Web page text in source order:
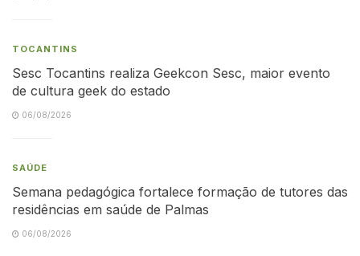
TOCANTINS
Sesc Tocantins realiza Geekcon Sesc, maior evento
de cultura geek do estado
06/08/2026
SAÚDE
Semana pedagógica fortalece formação de tutores das
residências em saúde de Palmas
06/08/2026